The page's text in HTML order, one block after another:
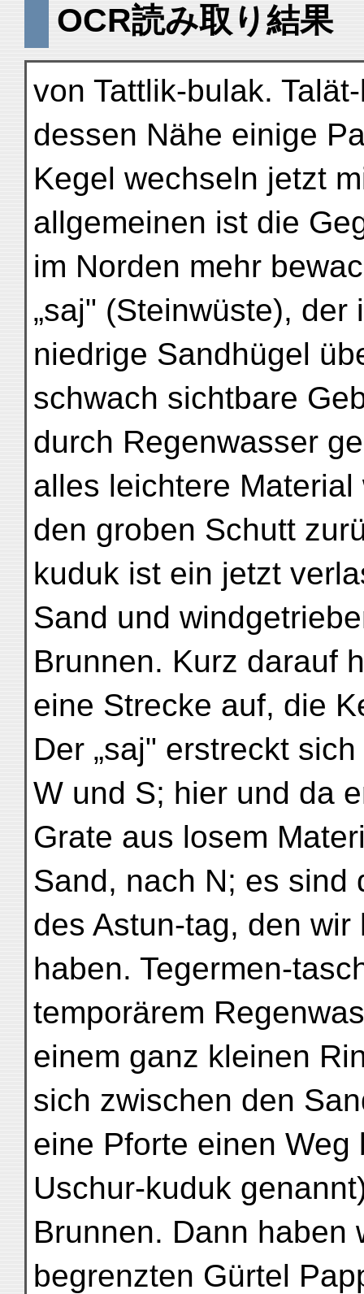
OCR読み取り結果
von Tattlik-bulak.
dessen Nähe einige
Kegel wechseln jetzt
allgemeinen ist die
im Norden mehr
„saj" (Steinwüste), der
niedrige Sandhügel
schwach sichtbare
durch Regenwasser
alles leichtere
den groben Schutt
kuduk ist ein jetzt
Sand und
Brunnen. Kurz darauf
eine Strecke auf, die
Der „saj" erstreckt
W und S; hier und da
Grate aus losem
Sand, nach N; es sind
des Astun-tag, den
haben. Tegermen-
temporärem
einem ganz kleinen
sich zwischen den
eine Pforte einen
Uschur-kuduk
Brunnen. Dann haben
begrenzten Gürtel